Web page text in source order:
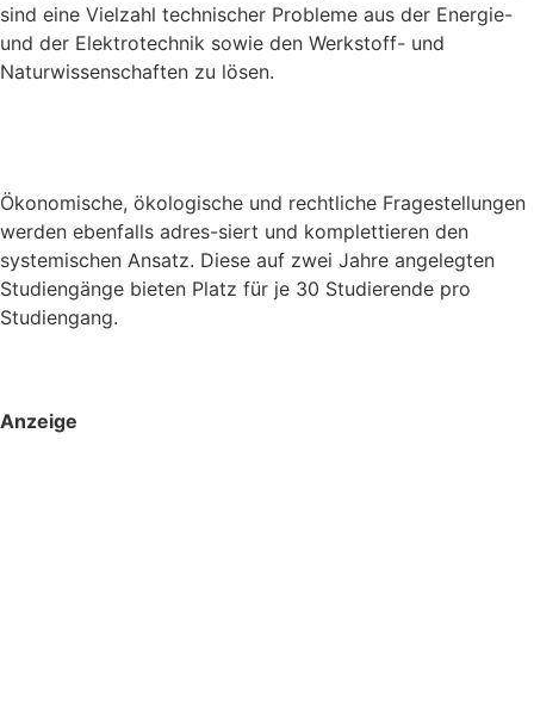
sind eine Vielzahl technischer Probleme aus der Energie-
und der Elektrotechnik sowie den Werkstoff- und
Naturwissenschaften zu lösen.
Ökonomische, ökologische und rechtliche Fragestellungen
werden ebenfalls adres-siert und komplettieren den
systemischen Ansatz. Diese auf zwei Jahre angelegten
Studiengänge bieten Platz für je 30 Studierende pro
Studiengang.
Anzeige